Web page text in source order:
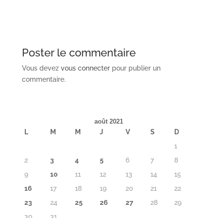
Poster le commentaire
Vous devez vous connecterpour publier un
commentaire.
août 2021
L M M J V S
D
1
2
3 4 5 6 7
8
9
10 11 12 13 14
15
16
17 18 19 20 21
22
23
24 25 26 27 28
29